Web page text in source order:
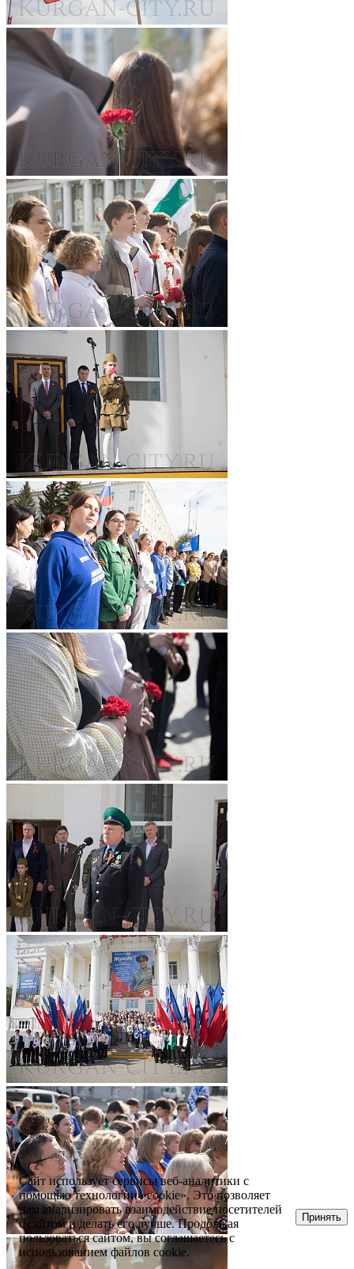
Сайт использует сервисы веб-аналитики с
помощью технологии «cookie». Это позволяет
нам анализировать взаимодействие посетителей
с сайтом и делать его лучше. Продолжая
пользоваться сайтом, вы соглашаетесь с
использованием файлов cookie.
Принять